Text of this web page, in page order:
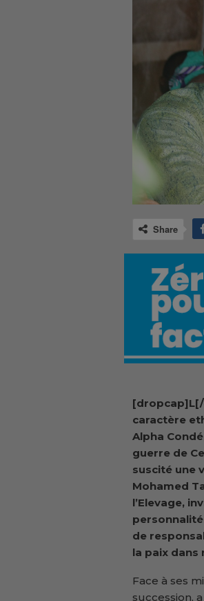
Share
[dropcap]L[/
caractère
Alpha
guerre de
suscité une
Mohamed
l’Elevage,
de
la paix dans
Face à ses
succession,